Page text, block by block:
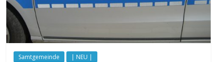
Samtgemeinde | NEU |